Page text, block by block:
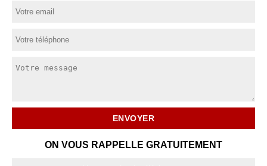
ON VOUS RAPPELLE GRATUITEMENT